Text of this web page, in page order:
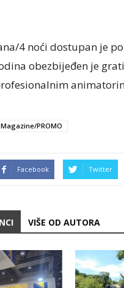
4 noći dostupan je
obezbijeđen je
PROMO
Facebook Twitter
VIŠE OD AUTORA